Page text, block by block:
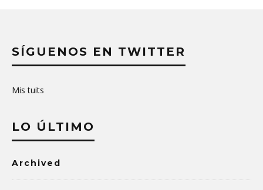
SÍGUENOS EN TWITTER
Mis tuits
LO ÚLTIMO
Archived